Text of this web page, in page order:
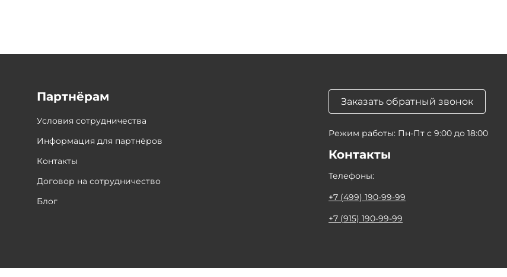
Партнёрам
Условия сотрудничества
Информация для партнёров
Контакты
Договор на сотрудничество
Блог
Заказать обратный звонок
Режим работы: Пн-Пт с 9:00 до 18:00
Контакты
Телефоны:
+7 (499) 190-99-99
+7 (915) 190-99-99